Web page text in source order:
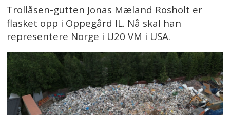
Trollåsen-gutten Jonas Mæland Rosholt er
flasket opp i Oppegård IL. Nå skal han
representere Norge i U20 VM i USA.